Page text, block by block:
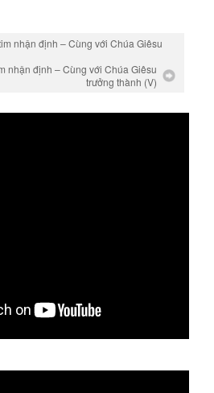
nhận định – Cùng với Chúa Giêsu
nhận định – Cùng với Chúa Giêsu
trưởng thành (V)